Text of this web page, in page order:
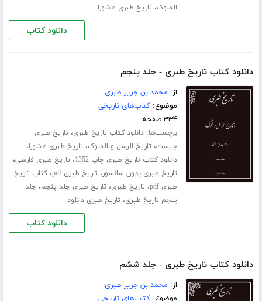
الملوک، تاریخ طبری عاشورا
دانلود کتاب
دانلود کتاب تاریخ طبری - جلد پنجم
از: محمد بن جریر طبری
موضوع:کتاب‌های تاریخی
۳۳۴ صفحه
برچسب‌ها:دانلود کتاب تاریخ طبری، تاریخ طبری
چیست، تاریخ الرسل و الملوک، تاریخ طبری عاشورا،
دانلود کتاب تاریخ طبری چاپ 1352 ، تاریخ طبری فارسی،
تاریخ طبری بدون سانسور، تاریخ طبری pdf ،کتاب تاریخ
طبری pdf
، تاریخ طبری، تاریخ طبری جلد پنجم، جلد
پنجم تاریخ طبری، تاریخ طبری دانلود
دانلود کتاب
دانلود کتاب تاریخ طبری - جلد ششم
از: محمد بن جریر طبری
موضوع:کتاب‌های تاریخی